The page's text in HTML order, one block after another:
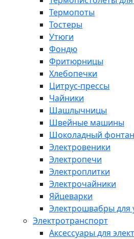
Термопоты
Тостеры
Утюги
Фондю
Фритюрницы
Хлебопечки
Цитрус-прессы
Чайники
Шашлычницы
Швейные машины
Шоколадный фонтан
Электровеники
Электропечи
Электроплитки
Электрочайники
Яйцеварки
Электрошвабры для
Электротранспорт
Аксессуары для